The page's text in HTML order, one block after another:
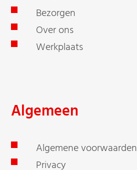
Bezorgen
Over ons
Werkplaats
Algemeen
Algemene voorwaarden
Privacy